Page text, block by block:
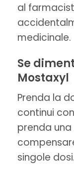
al
medicinale.
Se
Mostaxyl
Prenda la
continui
prenda
singole dosi.